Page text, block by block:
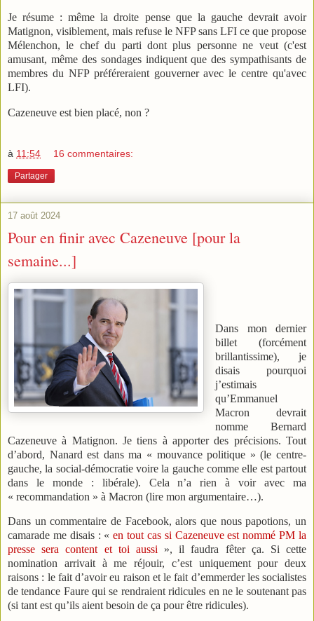
Je résume : même la droite pense que la gauche devrait avoir
Matignon, visiblement, mais refuse le NFP sans LFI ce que propose
Mélenchon, le chef du parti dont plus personne ne veut (c'est
amusant, même des sondages indiquent que des sympathisants de
membres du NFP préféreraient gouverner avec le centre qu'avec
LFI).
Cazeneuve est bien placé, non ?
à 11:54 16 commentaires:
Partager
17 août 2024
Pour en finir avec Cazeneuve [pour la
semaine...]
Dans mon dernier
billet (forcément
brillantissime), je
disais pourquoi
j’estimais
qu’Emmanuel
Macron devrait
nomme Bernard
Cazeneuve à Matignon. Je tiens à apporter des précisions. Tout
d’abord, Nanard est dans ma « mouvance politique » (le centre-
gauche, la social-démocratie voire la gauche comme elle est partout
dans le monde : libérale). Cela n’a rien à voir avec ma
« recommandation » à Macron (lire mon argumentaire…).
Dans un commentaire de Facebook, alors que nous papotions, un
camarade me disais : «en tout cas si Cazeneuve est nommé PM la
presse sera content et toi aussi», il faudra fêter ça. Si cette
nomination arrivait à me réjouir, c’est uniquement pour deux
raisons : le fait d’avoir eu raison et le fait d’emmerder les socialistes
de tendance Faure qui se rendraient ridicules en ne le soutenant pas
(si tant est qu’ils aient besoin de ça pour être ridicules).